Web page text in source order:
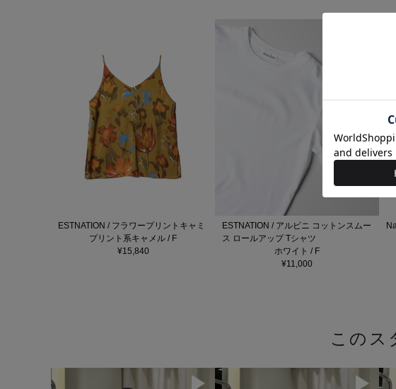
ESTNATION / フラワープリントキャミ
プリント系キャメル / F
¥15,840
ESTNATION / アルビニ コットンスムー
ス ロールアップ Tシャツ
ホワイト / F
¥11,000
このス